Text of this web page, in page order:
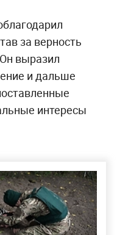
за верность
выразил
и дальше
интересы